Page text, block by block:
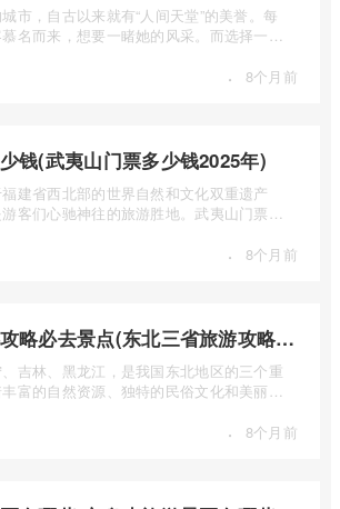
市，自古以来就有“人间天堂”的美誉。每
名而来，想要一睹她的风采。而选择一个
· 8个月前
钱(武夷山门票多少钱2025年)
建省西北部的世界自然和文化双重遗产
客们心驰神往的旅游胜地。武夷山门票多
· 8个月前
东北三省旅游攻略必去景点(东北三省旅游攻略必去景点视频介绍)
吉林、黑龙江，是我国东北地区的三个重
富的自然资源、独特的民俗文化和美丽的
· 8个月前